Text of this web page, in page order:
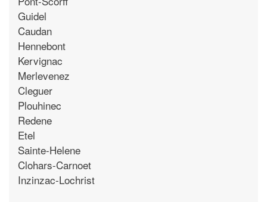
Guidel
Caudan
Hennebont
Kervignac
Merlevenez
Cleguer
Plouhinec
Redene
Etel
Sainte-Helene
Clohars-Carnoet
Inzinzac-Lochrist